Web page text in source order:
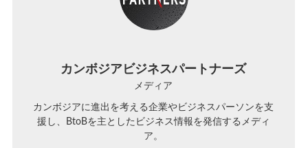
カンボジアビジネスパートナーズ
メディア
カンボジアに進出を考える企業やビジネスパーソンを支
援し、BtoBを主としたビジネス情報を発信するメディ
ア。